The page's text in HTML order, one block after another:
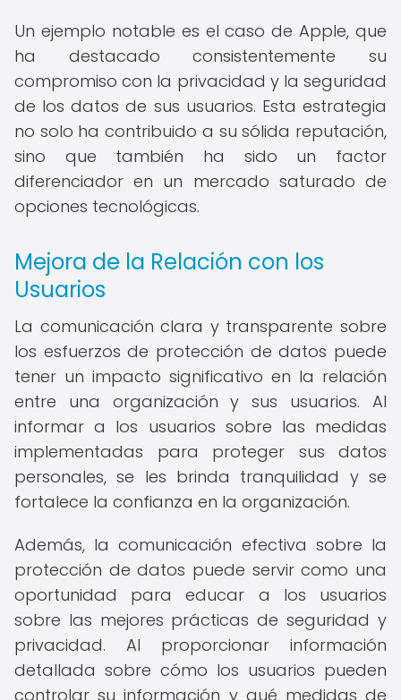
Un ejemplo notable es el caso de Apple, que
ha destacado consistentemente su
compromiso con la privacidad y la seguridad
de los datos de sus usuarios. Esta estrategia
no solo ha contribuido a su sólida reputación,
sino que también ha sido un factor
diferenciador en un mercado saturado de
opciones tecnológicas.
Mejora de la Relación con los
Usuarios
La comunicación clara y transparente sobre
los esfuerzos de protección de datos puede
tener un impacto significativo en la relación
entre una organización y sus usuarios. Al
informar a los usuarios sobre las medidas
implementadas para proteger sus datos
personales, se les brinda tranquilidad y se
fortalece la confianza en la organización.
Además, la comunicación efectiva sobre la
protección de datos puede servir como una
oportunidad para educar a los usuarios
sobre las mejores prácticas de seguridad y
privacidad. Al proporcionar información
detallada sobre cómo los usuarios pueden
controlar su información y qué medidas de